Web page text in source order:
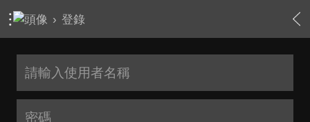
› 登錄